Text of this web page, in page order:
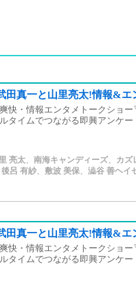
田真一と山里亮太!情報&エ
快・情報エンタメトークショ
タイムでつながる即興アンケ
亮太、 南海キャンディーズ、 カズ
後呂 有紗、 敷波 美保、 澁谷 善ヘイ
田真一と山里亮太!情報&エ
快・情報エンタメトークショ
タイムでつながる即興アンケ